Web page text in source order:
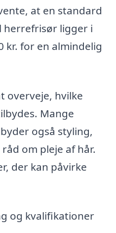
at en standard
herrefrisør ligger i
kr. for en almindelig
overveje, hvilke
Mange
også styling,
om pleje af hår.
der kan påvirke
og kvalifikationer